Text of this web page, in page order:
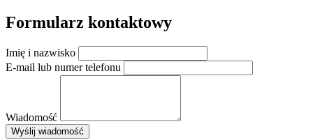
Formularz kontaktowy
Imię i nazwisko
E-mail lub numer telefonu
Wiadomość
Wyślij wiadomośćAMSA Sp. z o.o. - ul. Blokowa 8, Warszawa